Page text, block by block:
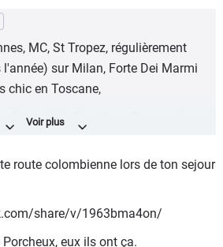
MC, St Tropez, régulièrement
sur Milan, Forte Dei Marmi
chic en Toscane,
Deauville), Portofino, Florence/
hyper chers pour à peu près
que je facture des prestations et à
pas pratiquer dans l'arrière
route colombienne lors de ton sejour
share/v/1963bma4on/
eux ils ont ça.